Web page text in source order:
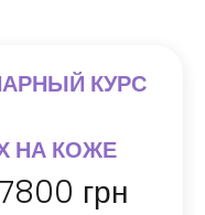
КУРС
НА КОЖЕ
грн